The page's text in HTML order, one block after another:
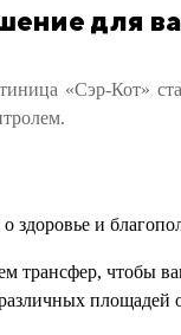
для
«Сэр-Кот»
здоровье и
трансфер, чтобы
площадей